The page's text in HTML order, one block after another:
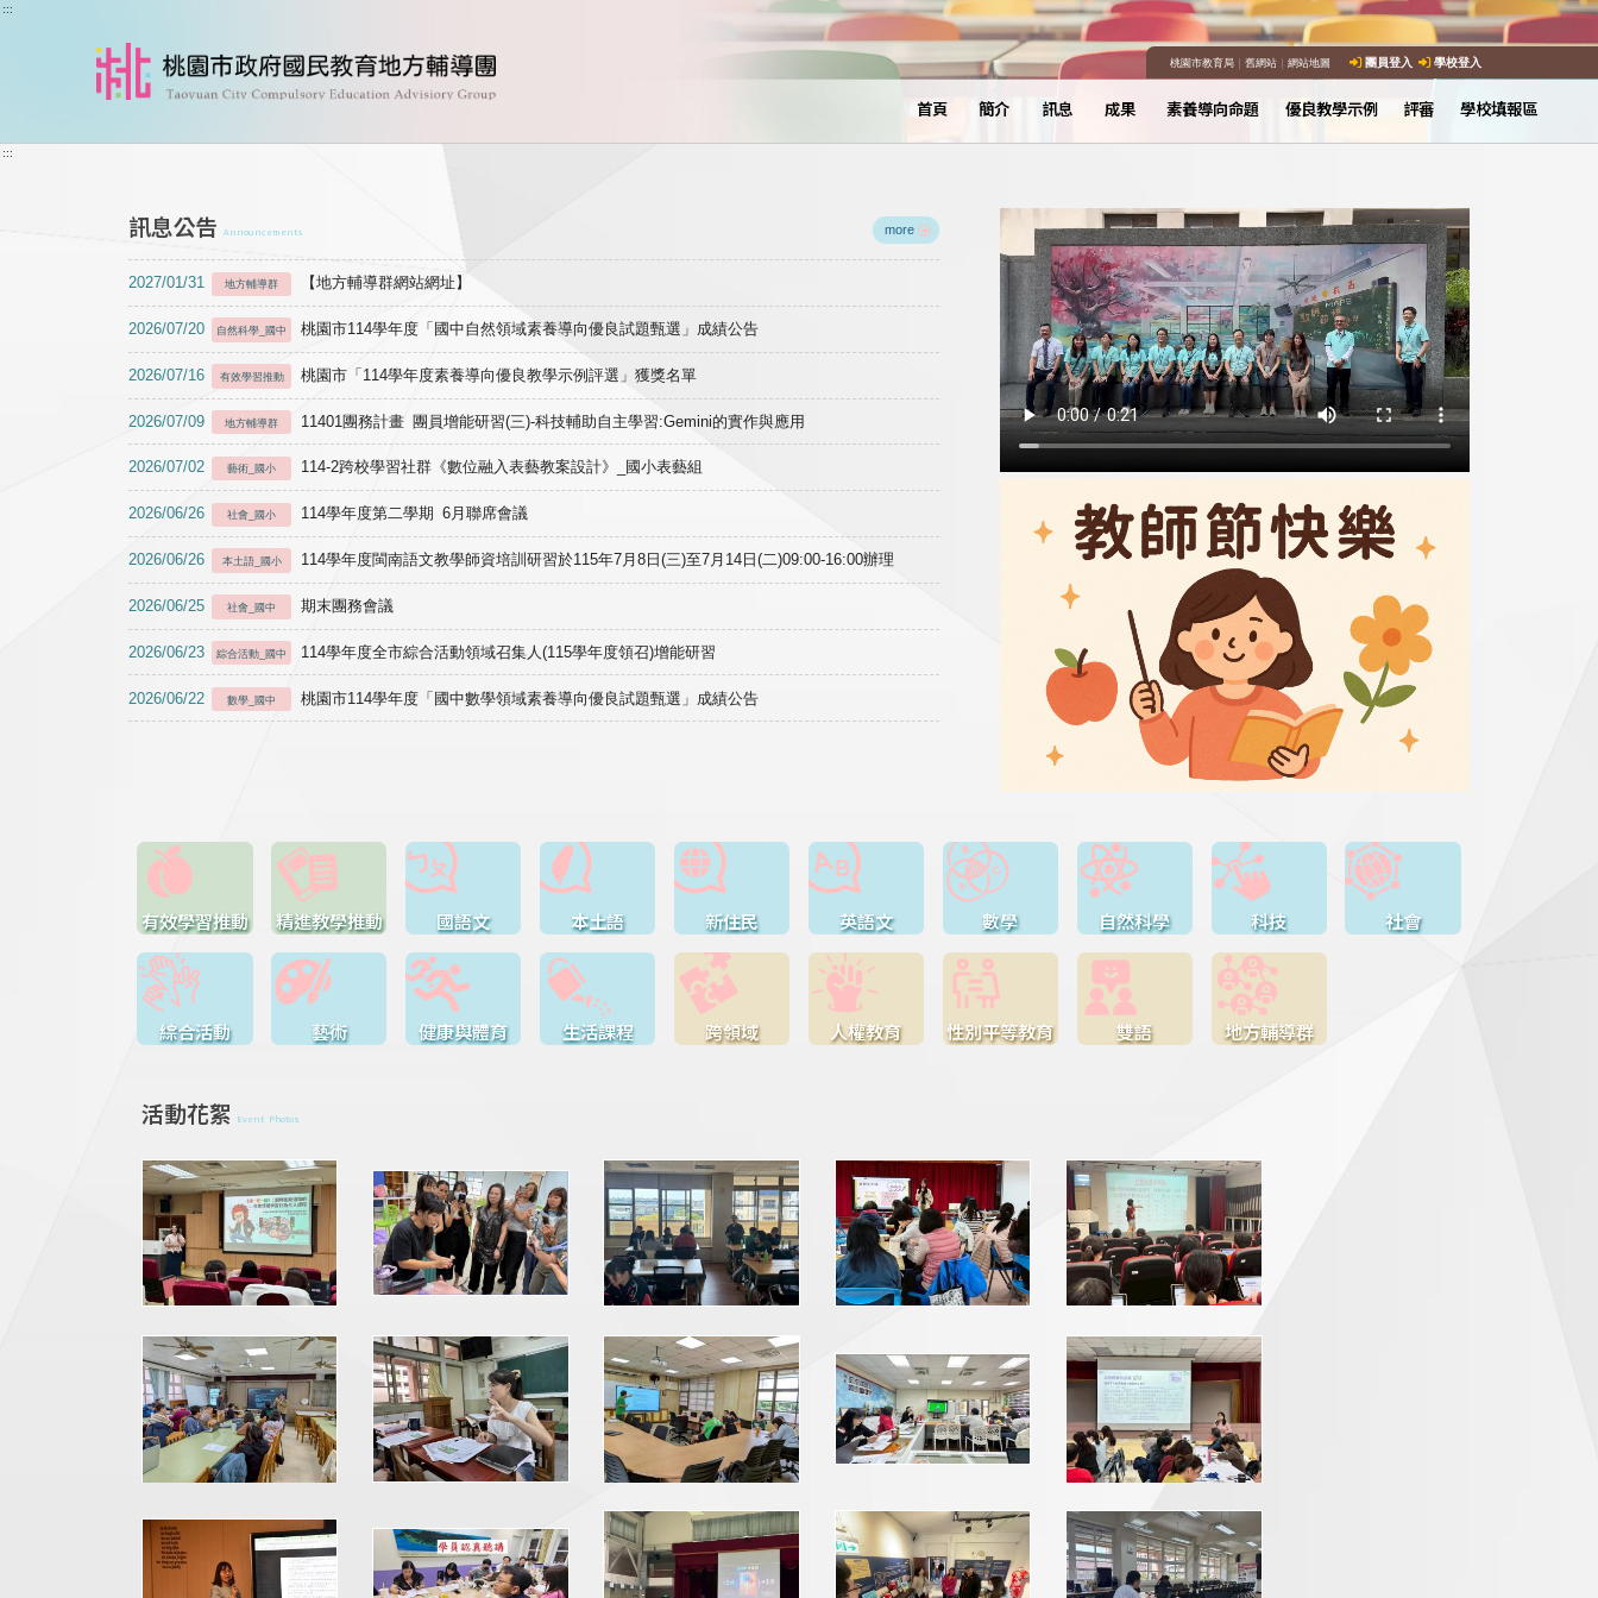
跳到主要內容
:::
桃園市教育局｜ 舊網站｜ 網站地圖 團員登入 學校登入
首頁 簡介 訊息 成果 素養導向命題 優良教學示例 評審 學校填報區
:::
訊息公告 Announcements more
2027/01/31 地方輔導群 【地方輔導群網站網址】
2026/07/20 自然科學_國中 桃園市114學年度「國中自然領域素養導向優良試題甄選」成績公告
2026/07/16 有效學習推動 桃園市「114學年度素養導向優良教學示例評選」獲獎名單
2026/07/09 地方輔導群 11401團務計畫 團員增能研習(三)-科技輔助自主學習:Gemini的實作與應用
2026/07/02 藝術_國小 114-2跨校學習社群《數位融入表藝教案設計》_國小表藝組
2026/06/26 社會_國小 114學年度第二學期 6月聯席會議
2026/06/26 本土語_國小 114學年度閩南語文教學師資培訓研習於115年7月8日(三)至7月14日(二)09:00-16:00辦理
2026/06/25 社會_國中 期末團務會議
2026/06/23 綜合活動_國中 114學年度全市綜合活動領域召集人(115學年度領召)增能研習
2026/06/22 數學_國中 桃園市114學年度「國中數學領域素養導向優良試題甄選」成績公告
有效學習推動 精進教學推動 國語文 本土語 新住民 英語文 數學 自然科學 科技 社會
綜合活動 藝術 健康與體育 生活課程 跨領域 人權教育 性別平等教育 雙語 地方輔導群
活動花絮 Event Photos